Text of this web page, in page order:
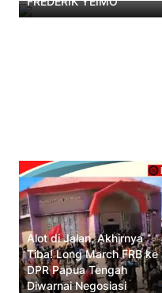
Alot di Jalan, Akhirnya
Tiba! Long March FRB ke
DPR Papua Tengah
Diwarnai Negosiasi